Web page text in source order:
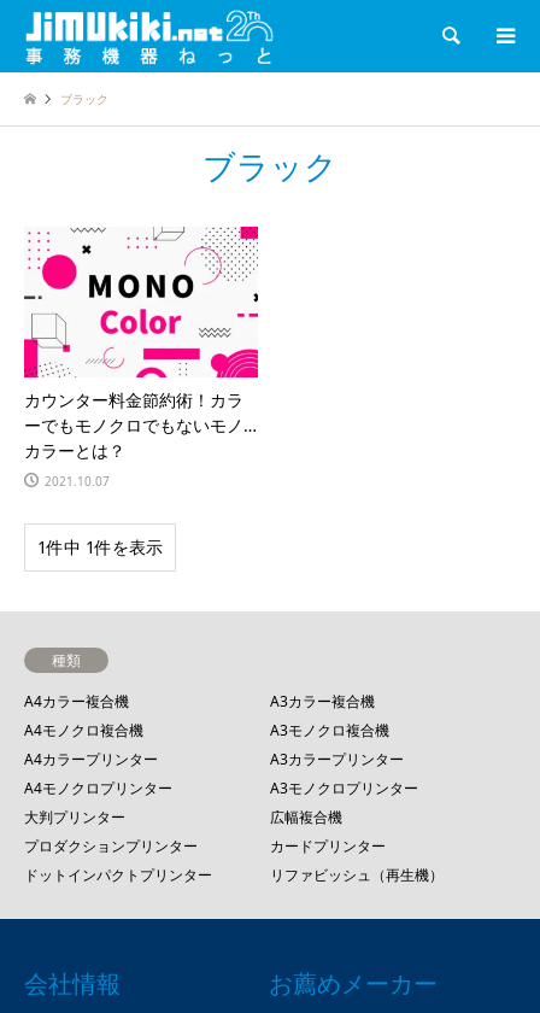
検索
ブラック
ブラック
カウンター料金節約術！カラ
ーでもモノクロでもないモノ
カラーとは？
2021.10.07
1件中 1件を表示
種類
A4カラー複合機
A3カラー複合機
A4モノクロ複合機
A3モノクロ複合機
A4カラープリンター
A3カラープリンター
A4モノクロプリンター
A3モノクロプリンター
大判プリンター
広幅複合機
プロダクションプリンター
カードプリンター
ドットインパクトプリンター
リファビッシュ（再生機）
会社情報 お薦めメーカー